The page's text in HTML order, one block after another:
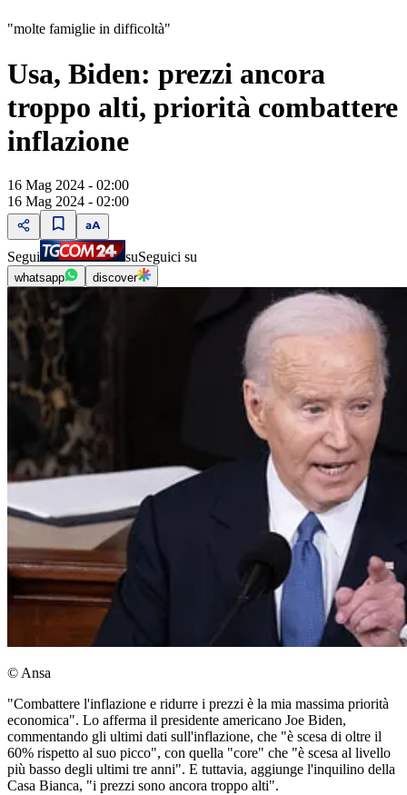
"molte famiglie in difficoltà"
Usa, Biden: prezzi ancora
troppo alti, priorità combattere
inflazione
16 Mag 2024 - 02:00
16 Mag 2024 - 02:00
Segui suSeguici su
whatsapp discover
© Ansa
"Combattere l'inflazione e ridurre i prezzi è la mia massima priorità
economica". Lo afferma il presidente americano Joe Biden,
commentando gli ultimi dati sull'inflazione, che "è scesa di oltre il
60% rispetto al suo picco", con quella "core" che "è scesa al livello
più basso degli ultimi tre anni". E tuttavia, aggiunge l'inquilino della
Casa Bianca, "i prezzi sono ancora troppo alti".